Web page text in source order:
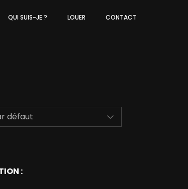
QUI SUIS-JE ? LOUER CONTACT
: